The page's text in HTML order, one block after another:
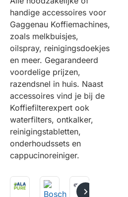
handige accessoires voor
Gaggenau Koffiemachines,
zoals melkbuisjes,
oilspray, reinigingsdoekjes
en meer. Gegarandeerd
voordelige prijzen,
razendsnel in huis. Naast
accessoires vind je bij de
Koffiefilterexpert ook
waterfilters, ontkalker,
reinigingstabletten,
onderhoudssets en
cappucinoreiniger.